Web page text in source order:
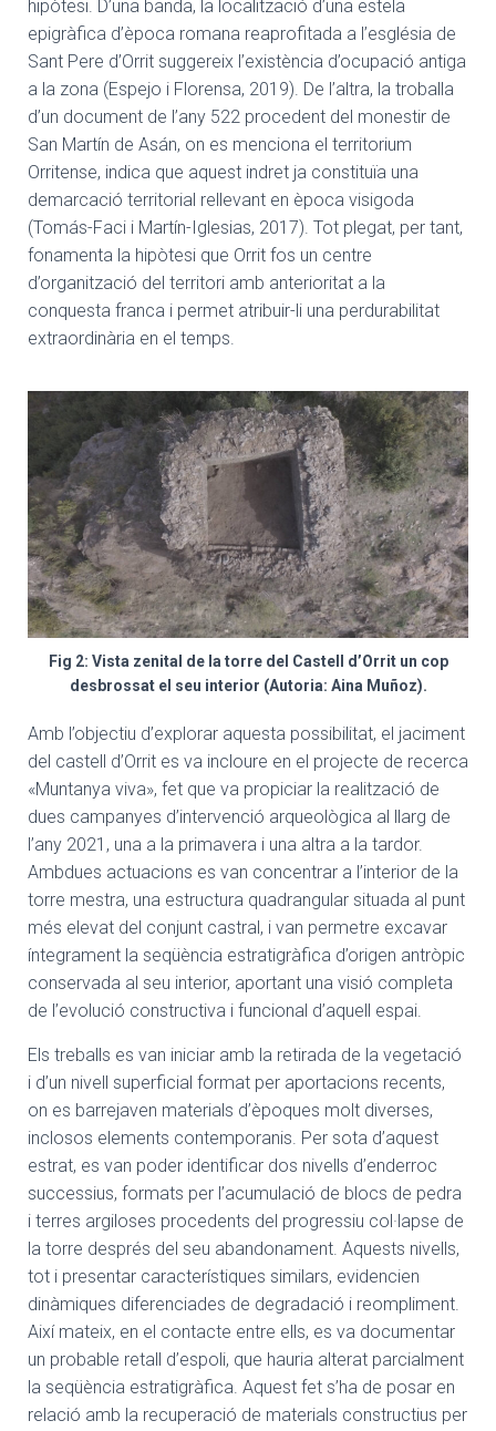
hipòtesi. D’una banda, la localització d’una estela
epigràfica d’època romana reaprofitada a l’església de
Sant Pere d’Orrit suggereix l’existència d’ocupació antiga
a la zona (Espejo i Florensa, 2019). De l’altra, la troballa
d’un document de l’any 522 procedent del monestir de
San Martín de Asán, on es menciona el territorium
Orritense, indica que aquest indret ja constituïa una
demarcació territorial rellevant en època visigoda
(Tomás-Faci i Martín-Iglesias, 2017). Tot plegat, per tant,
fonamenta la hipòtesi que Orrit fos un centre
d’organització del territori amb anterioritat a la
conquesta franca i permet atribuir-li una perdurabilitat
extraordinària en el temps.
Fig 2: Vista zenital de la torre del Castell d’Orrit un cop
desbrossat el seu interior (Autoria: Aina Muñoz).
Amb l’objectiu d’explorar aquesta possibilitat, el jaciment
del castell d’Orrit es va incloure en el projecte de recerca
«Muntanya viva», fet que va propiciar la realització de
dues campanyes d’intervenció arqueològica al llarg de
l’any 2021, una a la primavera i una altra a la tardor.
Ambdues actuacions es van concentrar a l’interior de la
torre mestra, una estructura quadrangular situada al punt
més elevat del conjunt castral, i van permetre excavar
íntegrament la seqüència estratigràfica d’origen antròpic
conservada al seu interior, aportant una visió completa
de l’evolució constructiva i funcional d’aquell espai.
Els treballs es van iniciar amb la retirada de la vegetació
i d’un nivell superficial format per aportacions recents,
on es barrejaven materials d’èpoques molt diverses,
inclosos elements contemporanis. Per sota d’aquest
estrat, es van poder identificar dos nivells d’enderroc
successius, formats per l’acumulació de blocs de pedra
i terres argiloses procedents del progressiu col·lapse de
la torre després del seu abandonament. Aquests nivells,
tot i presentar característiques similars, evidencien
dinàmiques diferenciades de degradació i reompliment.
Així mateix, en el contacte entre ells, es va documentar
un probable retall d’espoli, que hauria alterat parcialment
la seqüència estratigràfica. Aquest fet s’ha de posar en
relació amb la recuperació de materials constructius per